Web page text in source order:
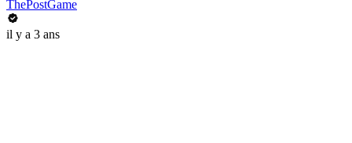
ThePostGame
il y a 3 ans